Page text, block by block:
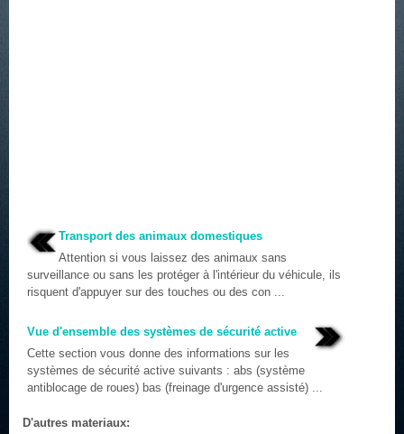
Transport des animaux domestiques
Attention si vous laissez des animaux sans
surveillance ou sans les protéger à l'intérieur du véhicule, ils
risquent d'appuyer sur des touches ou des con ...
Vue d'ensemble des systèmes de sécurité active
Cette section vous donne des informations sur les
systèmes de sécurité active suivants : abs (système
antiblocage de roues) bas (freinage d'urgence assisté) ...
D'autres materiaux: